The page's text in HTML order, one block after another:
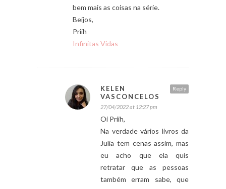
bem mais as coisas na série.
Beijos,
Priih
Infinitas Vidas
Reply
KELEN
VASCONCELOS
27/04/2022 at 12:27 pm
Oi Priih,
Na verdade vários livros da
Julia tem cenas assim, mas
eu acho que ela quis
retratar que as pessoas
também erram sabe, que